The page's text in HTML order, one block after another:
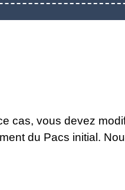
cas, vous devez
du Pacs initial.